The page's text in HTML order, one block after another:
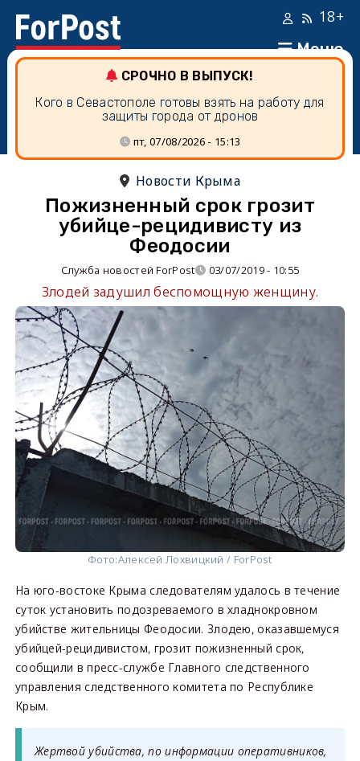
Меню
18+
СРОЧНО В ВЫПУСК!
Кого в Севастополе готовы взять на работу для
защиты города от дронов
пт, 07/08/2026 - 15:13
Новости Крыма
Пожизненный срок грозит
убийце-рецидивисту из
Феодосии
Служба новостей ForPost 03/07/2019 - 10:55
Злодей задушил беспомощную женщину.
Фото:Алексей Лохвицкий / ForPost
На юго-востоке Крыма следователям удалось в течение
суток установить подозреваемого в хладнокровном
убийстве жительницы Феодосии. Злодею, оказавшемуся
убийцей-рецидивистом, грозит пожизненный срок,
сообщили в пресс-службе Главного следственного
управления следственного комитета по Республике
Крым.
Жертвой убийства, по информации оперативников,